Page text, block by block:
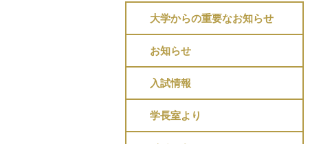
大学からの重要なお知らせ
お知らせ
入試情報
学長室より